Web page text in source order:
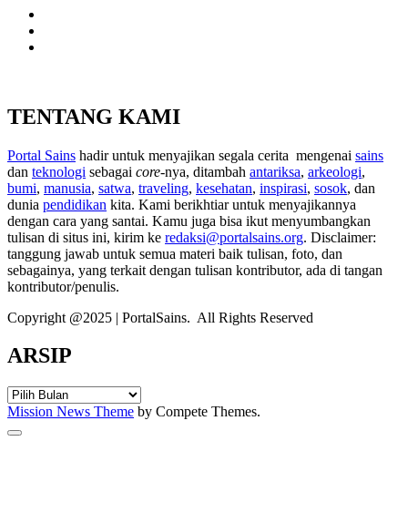
TENTANG KAMI
Portal Sains hadir untuk menyajikan segala cerita mengenai sains
dan teknologi sebagai core-nya, ditambah antariksa, arkeologi,
bumi, manusia, satwa, traveling, kesehatan, inspirasi, sosok, dan
dunia pendidikan kita. Kami berikhtiar untuk menyajikannya
dengan cara yang santai. Kamu juga bisa ikut menyumbangkan
tulisan di situs ini, kirim ke redaksi@portalsains.org. Disclaimer:
tanggung jawab untuk semua materi baik tulisan, foto, dan
sebagainya, yang terkait dengan tulisan kontributor, ada di tangan
kontributor/penulis.
Copyright @2025 | PortalSains. All Rights Reserved
ARSIP
ARSIP
Mission News Theme by Compete Themes.
Scroll